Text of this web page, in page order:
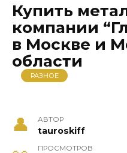
Купить
компании
в Москве и
области
РАЗНОЕ
АВТОР
tauroskiff
ПРОСМОТРОВ